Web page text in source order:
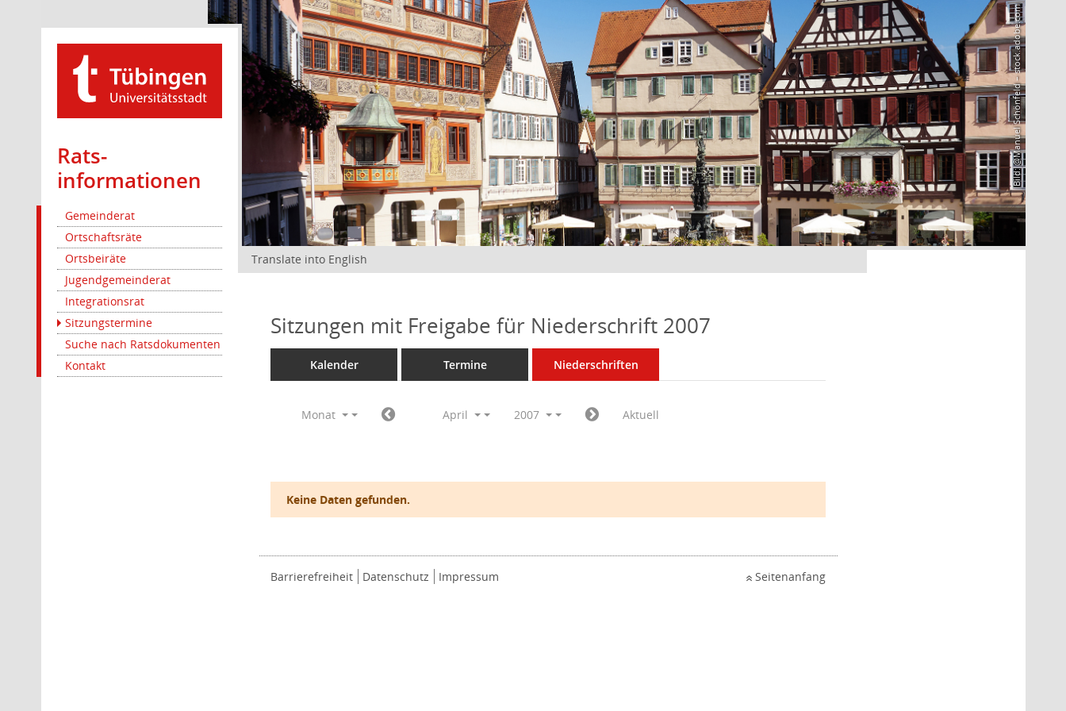
Rats­
informationen
Gemeinderat
Ortschaftsräte
Ortsbeiräte
Jugendgemeinderat
Integrationsrat
Sitzungstermine
Suche nach Ratsdokumenten
Kontakt
Bild: @Manuel Schönfeld – stock.adobe.com
Translate into English
Sitzungen mit Freigabe für Niederschrift 2007
Kalender Termine Niederschriften
Monat April 2007 Aktuell
Keine Daten gefunden.
Barrierefreiheit Datenschutz Impressum Seitenanfang